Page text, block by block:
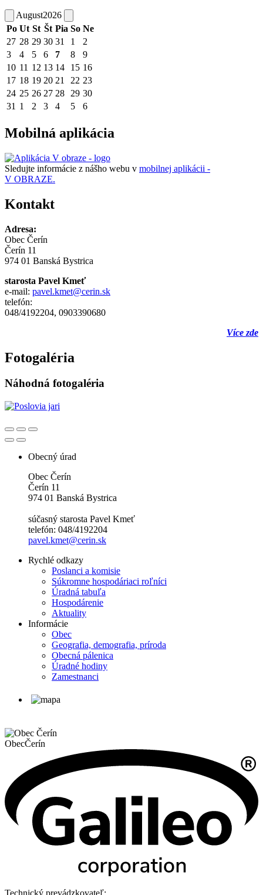
August2026
Po Ut St Št Pia So Ne
27 28 29 30 31 1
2
3
4 5 6 7 8
9
10 11 12 13 14 15 16
17 18 19 20 21 22 23
24 25 26 27 28 29 30
31 1 2 3 4 5 6
Mobilná aplikácia
Sledujte informácie z nášho webu v mobilnej aplikácii -
V OBRAZE.
Kontakt
Adresa:
Obec Čerín
Čerín 11
974 01 Banská Bystrica
starosta Pavel Kmeť
e-mail: pavel.kmet@cerin.sk
telefón:
048/4192204, 0903390680
Více zde
Fotogaléria
Náhodná fotogaléria
Obecný úrad
Obec Čerín
Čerín 11
974 01 Banská Bystrica
súčasný starosta Pavel Kmeť
telefón: 048/4192204
pavel.kmet@cerin.sk
Rychlé odkazy
Poslanci a komisie
Súkromne hospodáriaci roľníci
Úradná tabuľa
Hospodárenie
Aktuality
Informácie
Obec
Geografia, demografia, príroda
Obecná pálenica
Úradné hodiny
Zamestnanci
ObecČerín